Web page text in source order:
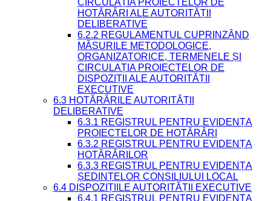
HOTĂRÂRI ALE AUTORITĂȚII
DELIBERATIVE
6.2.2 REGULAMENTUL CUPRINZÂND
MĂSURILE METODOLOGICE,
ORGANIZATORICE, TERMENELE ȘI
CIRCULAȚIA PROIECTELOR DE
DISPOZIȚII ALE AUTORITĂȚII
EXECUTIVE
6.3 HOTĂRÂRILE AUTORITĂȚII
DELIBERATIVE
6.3.1 REGISTRUL PENTRU EVIDENȚA
PROIECTELOR DE HOTĂRÂRI
6.3.2 REGISTRUL PENTRU EVIDENȚA
HOTĂRÂRILOR
6.3.3 REGISTRUL PENTRU EVIDENȚA
ȘEDINȚELOR CONSILIULUI LOCAL
6.4 DISPOZIȚIILE AUTORITĂȚII EXECUTIVE
6.4.1 REGISTRUL PENTRU EVIDENȚA